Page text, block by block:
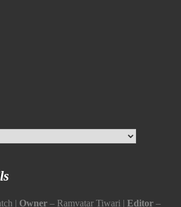
| Owner – Ramvatar Tiwari | Editor –